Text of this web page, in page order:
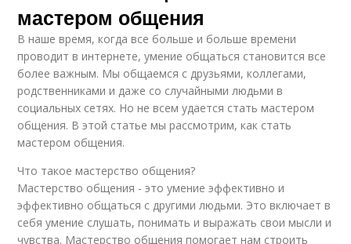
мастером общения
В наше время, когда все больше и больше времени
проводит в интернете, умение общаться становится все
более важным. Мы общаемся с друзьями, коллегами,
родственниками и даже со случайными людьми в
социальных сетях. Но не всем удается стать мастером
общения. В этой статье мы рассмотрим, как стать
мастером общения.
Что такое мастерство общения?
Мастерство общения - это умение эффективно и
эффективно общаться с другими людьми. Это включает в
себя умение слушать, понимать и выражать свои мысли и
чувства. Мастерство общения помогает нам строить